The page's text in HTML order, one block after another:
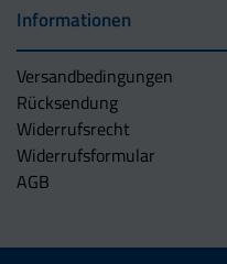
Informationen
Versandbedingungen
Rücksendung
Widerrufsrecht
Widerrufsformular
AGB